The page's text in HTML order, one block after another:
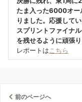
たま入った6000オー
りました。応援して
スプリントファイナ
を残せるように頑張り
レポートは こちら
前のページへ